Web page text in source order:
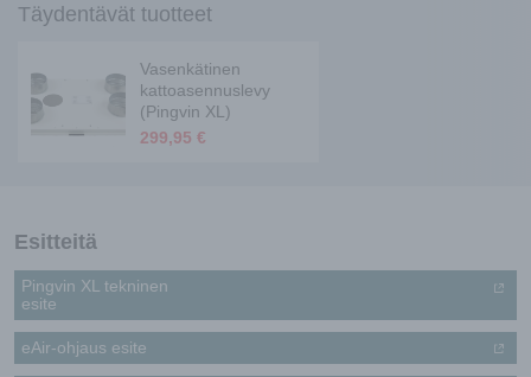
Täydentävät tuotteet
Vasenkätinen
kattoasennuslevy
(Pingvin XL)
299,95 €
Esitteitä
Pingvin XL tekninen
esite
eAir-ohjaus esite